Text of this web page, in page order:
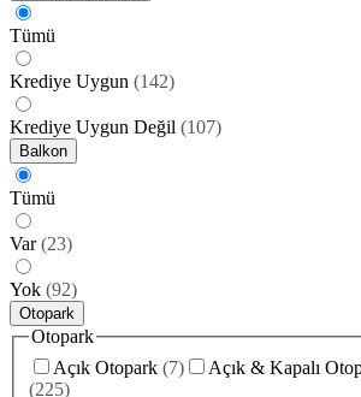
Tümü
Krediye Uygun (142)
Krediye Uygun Değil (107)
Balkon
Tümü
Var (23)
Yok (92)
Otopark
Otopark
Açık Otopark (7) Açık & Kapalı
(225)